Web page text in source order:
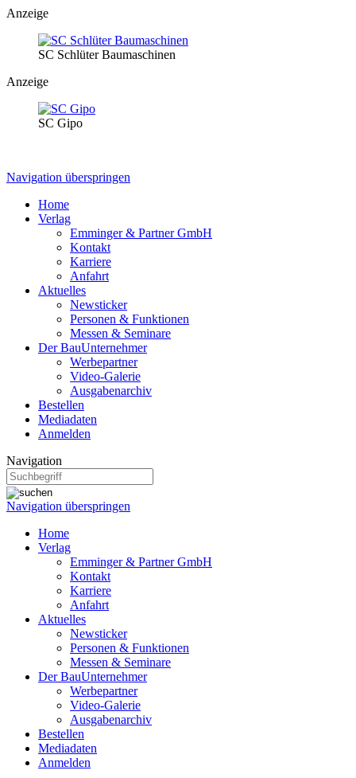
Anzeige
SC Schlüter Baumaschinen
Anzeige
SC Gipo
Navigation überspringen
Home
Verlag
Emminger & Partner GmbH
Kontakt
Karriere
Anfahrt
Aktuelles
Newsticker
Personen & Funktionen
Messen & Seminare
Der BauUnternehmer
Werbepartner
Video-Galerie
Ausgabenarchiv
Bestellen
Mediadaten
Anmelden
Navigation
Navigation überspringen
Home
Verlag
Emminger & Partner GmbH
Kontakt
Karriere
Anfahrt
Aktuelles
Newsticker
Personen & Funktionen
Messen & Seminare
Der BauUnternehmer
Werbepartner
Video-Galerie
Ausgabenarchiv
Bestellen
Mediadaten
Anmelden